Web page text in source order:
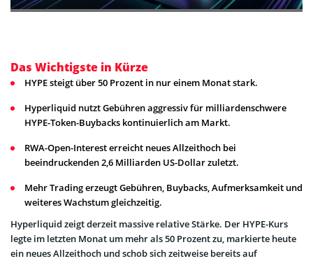
Das Wichtigste in Kürze
HYPE steigt über 50 Prozent in nur einem Monat stark.
Hyperliquid nutzt Gebühren aggressiv für milliardenschwere
HYPE-Token-Buybacks kontinuierlich am Markt.
RWA-Open-Interest erreicht neues Allzeithoch bei
beeindruckenden 2,6 Milliarden US-Dollar zuletzt.
Mehr Trading erzeugt Gebühren, Buybacks, Aufmerksamkeit und
weiteres Wachstum gleichzeitig.
Hyperliquid zeigt derzeit massive relative Stärke. Der HYPE-Kurs
legte im letzten Monat um mehr als 50 Prozent zu, markierte heute
ein neues Allzeithoch und schob sich zeitweise bereits auf